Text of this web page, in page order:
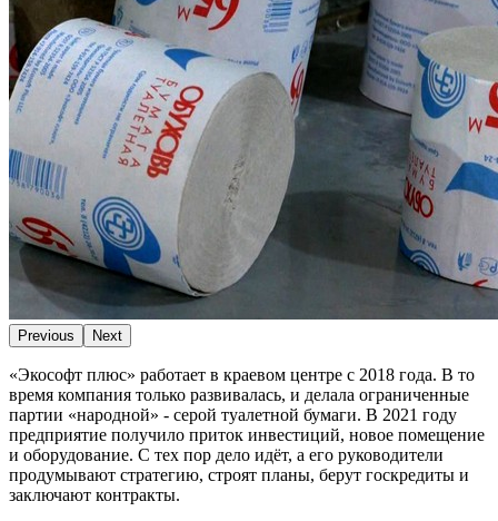
Previous Next
«Экософт плюс» работает в краевом центре с 2018 года. В то
время компания только развивалась, и делала ограниченные
партии «народной» - серой туалетной бумаги. В 2021 году
предприятие получило приток инвестиций, новое помещение
и оборудование. С тех пор дело идёт, а его руководители
продумывают стратегию, строят планы, берут госкредиты и
заключают контракты.